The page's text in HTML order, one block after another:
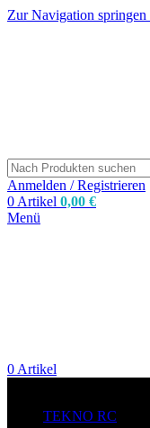
Zur Navigation springen
Anmelden / Registrieren
0 Artikel 0,00 €
Menü
0 Artikel
TEKNO RC